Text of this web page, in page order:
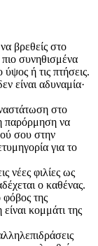
βρεθείς στο
πιο συνηθισμένα
ή τις πτήσεις.
είναι αδυναμία·
στο
παρόρμηση να
σου στην
για το
νέες φιλίες ως
ο καθένας.
φόβος της
κομμάτι της